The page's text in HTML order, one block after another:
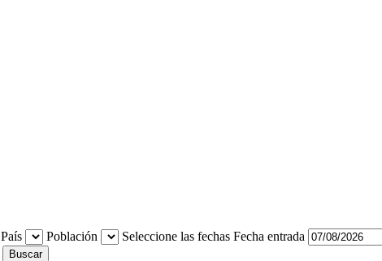
País Población Seleccione las fechas Fecha entrada
Buscar